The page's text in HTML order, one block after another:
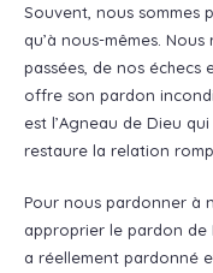
Souvent, nous sommes
qu’à nous-mêmes.
passées, de nos
offre son pardon
est l’Agneau de Dieu
restaure la relation
Pour nous pardonner à
approprier le pardon de
a réellement pardonné